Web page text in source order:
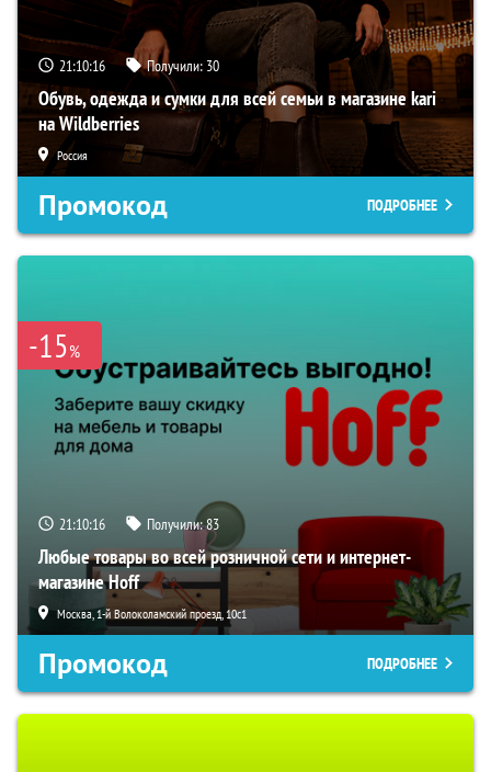
21:10:15 Получили: 30
Обувь, одежда и сумки для всей семьи в магазине kari
на Wildberries
Россия
Промокод ПОДРОБНЕЕ
-15%
21:10:15 Получили:83
Любые товары во всей розничной сети и интернет-
магазине Hoff
Москва, 1-й Волоколамский проезд, 10с1
Промокод ПОДРОБНЕЕ